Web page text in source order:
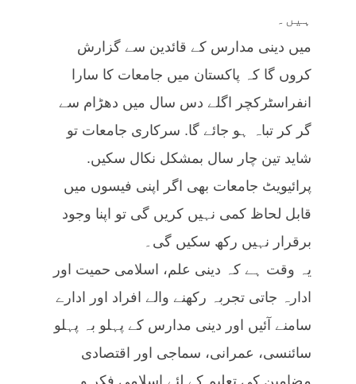
ہیں۔
میں دینی مدارس کے قائدین سے گزارش
کروں گا کہ پاکستان میں جامعات کا سارا
انفراسٹرکچر اگلے دس سال میں دھڑام سے
گر کر تباہ ہو جائے گا. سرکاری جامعات تو
شاید تین چار سال بمشکل نکال سکیں.
پرائیویٹ جامعات بھی اگر اپنی فیسوں میں
قابل لحاظ کمی نہیں کریں گی تو اپنا وجود
برقرار نہیں رکھ سکیں گی۔
یہ وقت ہے کہ دینی علم، اسلامی حمیت اور
ادارہ جاتی تجربہ رکھنے والے افراد اور ادارے
سامنے آئیں اور دینی مدارس کے پہلو بہ پہلو
سائنسی، عمرانی، سماجی اور اقتصادی
مضامین کی تعلیم کے لئے اسلامی فکر و